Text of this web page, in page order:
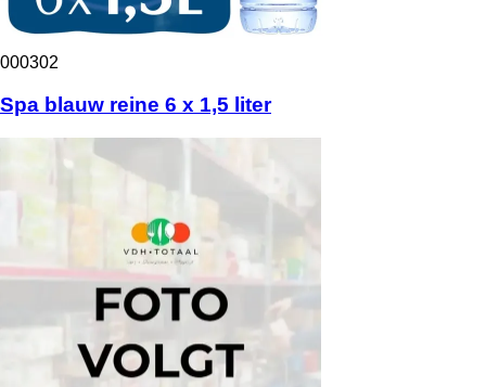
000302
Spa blauw reine 6 x 1,5 liter